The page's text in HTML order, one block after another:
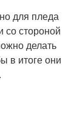
для пледа
со стороной
делать
в итоге они